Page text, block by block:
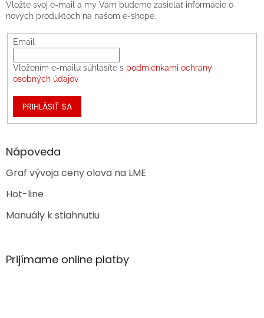
Vložte svoj e-mail a my Vám budeme zasielať informácie o
nových produktoch na našom e-shope.
Email
Vložením e-mailu súhlasíte s podmienkami ochrany
osobných údajov
PRIHLÁSIŤ SA
Nápoveda
Graf vývoja ceny olova na LME
Hot-line
Manuály k stiahnutiu
Prijímame online platby